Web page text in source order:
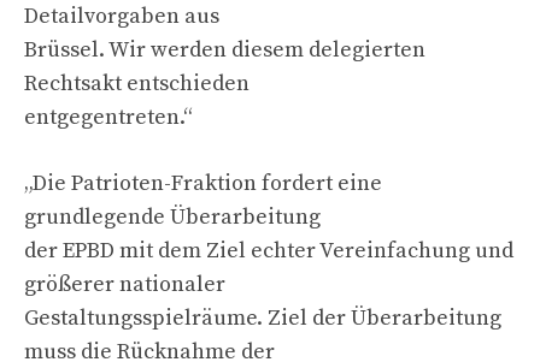
Detailvorgaben aus
Brüssel. Wir werden diesem delegierten
Rechtsakt entschieden
entgegentreten.“
„Die Patrioten-Fraktion fordert eine
grundlegende Überarbeitung
der EPBD mit dem Ziel echter Vereinfachung und
größerer nationaler
Gestaltungsspielräume. Ziel der Überarbeitung
muss die Rücknahme der